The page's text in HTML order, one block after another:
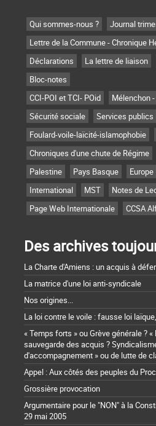
Qui sommes-nous ? Journal
Lettre de la Commune - Chronique
Déclarations
La lettre de liaison
Bloc-notes
CCI-POI et TCI- POid
Mélenchon -
Sécurité sociale
Services publics
Foulard-voile-laïcité-islamophobie
Chroniques d'une chute de Régime
Palestine
Pays Basque Europe
International
MST Notes de
Page Web Internationale
CCSA
Des archives
La Charte d'Amiens : un acquis à
La matrice d'une loi anti-syndicale
Nos origines...
La loi contre le voile : fausse loi
« Temps forts » ou Grève générale ?
sauvegarde des acquis ?
d'accompagnement » ou de lutte de
Appel : Aux côtés des peuples du
Grossière provocation
Argumentaire pour le "NON" à la
29 mai 2005